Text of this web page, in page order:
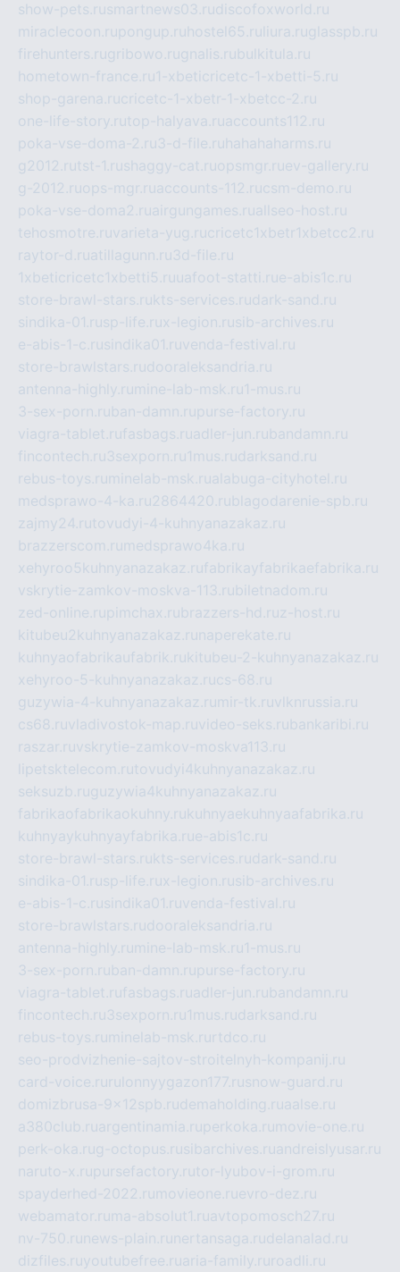
show-pets.rusmartnews03.rudiscofoxworld.ru
miraclecoon.rupongup.ru hostel65.ru liura.ruglasspb.ru
firehunters.rugribowo.rugnalis.rubulkitula.ru
hometown-france.ru1-xbeticricetc-1-xbetti-5.ru
shop-garena.rucricetc-1-xbetr-1-xbetcc-2.ru
one-life-story.rutop-halyava.ruaccounts112.ru
poka-vse-doma-2.ru3-d-file.ru hahahaharms.ru
g2012.rutst-1.rushaggy-cat.ruopsmgr.ruev-gallery.ru
g-2012.ruops-mgr.ruaccounts-112.rucsm-demo.ru
poka-vse-doma2.ruairgungames.ruallseo-host.ru
tehosmotre.ruvarieta-yug.rucricetc1xbetr1xbetcc2.ru
raytor-d.ruatillagunn.ru3d-file.ru
1xbeticricetc1xbetti5.ruuafoot-statti.rue-abis1c.ru
store-brawl-stars.rukts-services.rudark-sand.ru
sindika-01.rusp-life.rux-legion.rusib-archives.ru
e-abis-1-c.rusindika01.ruvenda-festival.ru
store-brawlstars.rudooraleksandria.ru
antenna-highly.ru mine-lab-msk.ru1-mus.ru
3-sex-porn.ruban-damn.rupurse-factory.ru
viagra-tablet.rufasbags.ruadler-jun.rubandamn.ru
fincontech.ru3sexporn.ru1mus.rudarksand.ru
rebus-toys.ru minelab-msk.rualabuga-cityhotel.ru
medsprawo-4-ka.ru2864420.rublagodarenie-spb.ru
zajmy24.rutovudyi-4-kuhnyanazakaz.ru
brazzerscom.ru medsprawo4ka.ru
xehyroo5kuhnyanazakaz.rufabrikayfabrikaefabrika.ru
vskrytie-zamkov-moskva-113.rubiletnadom.ru
zed-online.rupimchax.rubrazzers-hd.ruz-host.ru
kitubeu2kuhnyanazakaz.ru naperekate.ru
kuhnyaofabrikaufabrik.rukitubeu-2-kuhnyanazakaz.ru
xehyroo-5-kuhnyanazakaz.rucs-68.ru
guzywia-4-kuhnyanazakaz.ru mir-tk.ruvlknrussia.ru
cs68.ruvladivostok-map.ruvideo-seks.rubankaribi.ru
raszar.ruvskrytie-zamkov-moskva113.ru
lipetsktelecom.rutovudyi4kuhnyanazakaz.ru
seksuzb.ruguzywia4kuhnyanazakaz.ru
fabrikaofabrikaokuhny.rukuhnyaekuhnyaafabrika.ru
kuhnyaykuhnyayfabrika.rue-abis1c.ru
store-brawl-stars.rukts-services.rudark-sand.ru
sindika-01.rusp-life.rux-legion.rusib-archives.ru
e-abis-1-c.rusindika01.ruvenda-festival.ru
store-brawlstars.rudooraleksandria.ru
antenna-highly.ru mine-lab-msk.ru1-mus.ru
3-sex-porn.ruban-damn.rupurse-factory.ru
viagra-tablet.rufasbags.ruadler-jun.rubandamn.ru
fincontech.ru3sexporn.ru1mus.rudarksand.ru
rebus-toys.ru minelab-msk.ru rtdco.ru
seo-prodvizhenie-sajtov-stroitelnyh-kompanij.ru
card-voice.ru rulonnyygazon177.rusnow-guard.ru
domizbrusa-9x12spb.rudemaholding.ruaalse.ru
a380club.ruargentinamia.ruperkoka.ru movie-one.ru
perk-oka.rug-octopus.rusibarchives.ruandreislyusar.ru
naruto-x.rupursefactory.rutor-lyubov-i-grom.ru
spayderhed-2022.ru movieone.ruevro-dez.ru
webamator.ru ma-absolut1.ruavtopomosch27.ru
nv-750.ru news-plain.ru nertansaga.rudelanalad.ru
dizfiles.ruyoutubefree.ruaria-family.ru roadli.ru